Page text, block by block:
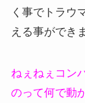
く事でトラウ
える事ができ
ねぇねぇコン
のって何で動